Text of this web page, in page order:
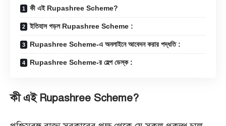
কী এই Rupashree Scheme?
ইতিহাস গড়ল Rupashree Scheme :
Rupashree Scheme-এ অনলাইনে আবেদন করার পদ্ধতি :
Rupashree Scheme-র হেল্প ডেস্ক :
কী এই Rupashree Scheme?